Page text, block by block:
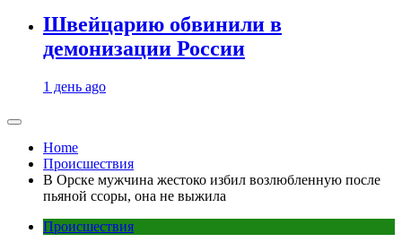
Швейцарию обвинили в
демонизации России
1 день ago
Home
Происшествия
В Орске мужчина жестоко избил возлюбленную после
пьяной ссоры, она не выжила
Происшествия